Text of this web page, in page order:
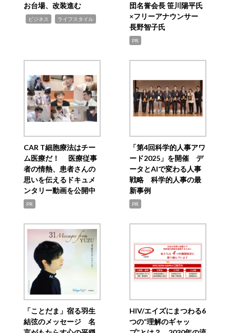
お台場、改装進む
ビジネス ライフスタイル
団名誉会長 笹川陽平氏
×フリーアナウンサー
長野智子氏
PR
CAR T細胞療法はチー
ム医療だ！ 医療従事
者の情熱、患者さんの
思いを伝えるドキュメ
ンタリー動画を公開中
PR
「第4回科学的人事アワ
ード2025」を開催 デ
ータとAIで変わる人事
戦略 科学的人事の最
新事例
PR
「ことだま」宿る羽生
結弦のメッセージ 名
HIV/エイズにまつわる6
つの“理解のギャッ